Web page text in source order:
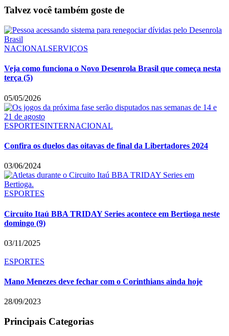
Talvez você também goste de
NACIONALSERVIÇOS
Veja como funciona o Novo Desenrola Brasil que começa nesta
terça (5)
05/05/2026
ESPORTESINTERNACIONAL
Confira os duelos das oitavas de final da Libertadores 2024
03/06/2024
ESPORTES
Circuito Itaú BBA TRIDAY Series acontece em Bertioga neste
domingo (9)
03/11/2025
ESPORTES
Mano Menezes deve fechar com o Corinthians ainda hoje
28/09/2023
Principais Categorias